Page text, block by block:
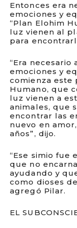
Entonces era
emociones y
“Plan Elohim
luz vienen al
para
“Era necesario
emociones y
comienza este
Humano, que
luz vienen a
animales, que
encontrar las
nuevo en
años”, dijo.
“Ese simio fue
que no
ayudando y
como dioses
agregó Pilar.
EL